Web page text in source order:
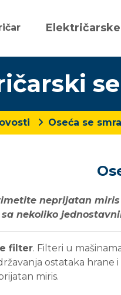
Oseća se
neprijatan
nekoliko
filter. Filteri u
ostataka hrane
miris.